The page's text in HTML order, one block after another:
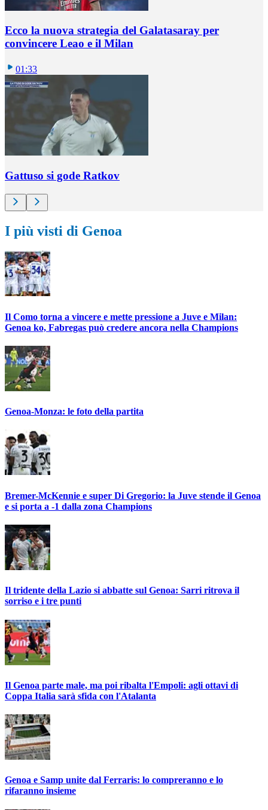
Ecco la nuova strategia del Galatasaray per
convincere Leao e il Milan
01:33
Gattuso si gode Ratkov
I più visti di Genoa
Il Como torna a vincere e mette pressione a Juve e Milan:
Genoa ko, Fabregas può credere ancora nella Champions
Genoa-Monza: le foto della partita
Bremer-McKennie e super Di Gregorio: la Juve stende il Genoa
e si porta a -1 dalla zona Champions
Il tridente della Lazio si abbatte sul Genoa: Sarri ritrova il
sorriso e i tre punti
Il Genoa parte male, ma poi ribalta l'Empoli: agli ottavi di
Coppa Italia sarà sfida con l'Atalanta
Genoa e Samp unite dal Ferraris: lo compreranno e lo
rifaranno insieme